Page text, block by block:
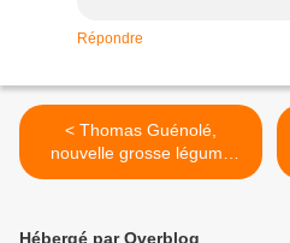
Répondre
< Thomas Guénolé,
nouvelle grosse légume
insoumise à Montreuil
Hébergé par Overblog